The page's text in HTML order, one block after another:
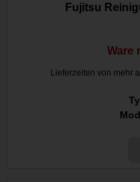
Fujitsu
Ware
Lieferzeiten von mehr